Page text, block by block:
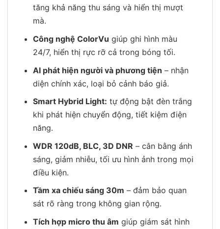
tăng khả năng thu sáng và hiển thị mượt
mà.
Công nghệ ColorVu giúp ghi hình màu
24/7, hiển thị rực rỡ cả trong bóng tối.
AI phát hiện người và phương tiện – nhận
diện chính xác, loại bỏ cảnh báo giả.
Smart Hybrid Light: tự động bật đèn trắng
khi phát hiện chuyển động, tiết kiệm điện
năng.
WDR 120dB, BLC, 3D DNR – cân bằng ánh
sáng, giảm nhiễu, tối ưu hình ảnh trong mọi
điều kiện.
Tầm xa chiếu sáng 30m – đảm bảo quan
sát rõ ràng trong không gian rộng.
Tích hợp micro thu âm giúp giám sát hình